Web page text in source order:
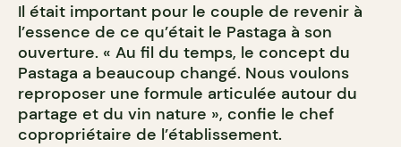
Il était important pour le couple de revenir à
l’essence de ce qu’était le Pastaga à son
ouverture. « Au fil du temps, le concept du
Pastaga a beaucoup changé. Nous voulons
reproposer une formule articulée autour du
partage et du vin nature », confie le chef
copropriétaire de l’établissement.